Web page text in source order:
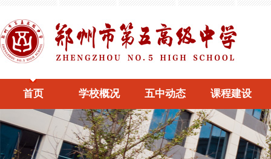
首页 学校概况 五中动态 课程建设